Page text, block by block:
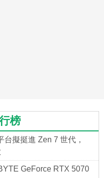
榜
擬挺進 Zen 7 世代，
GeForce RTX 5070